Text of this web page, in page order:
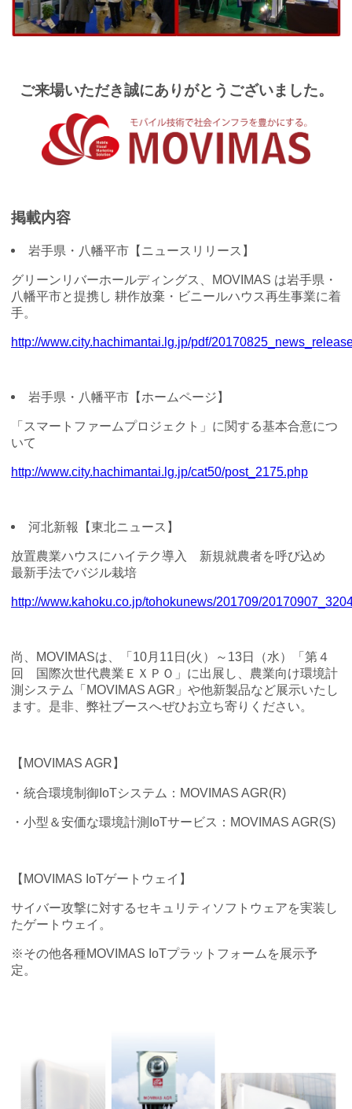
ご来場いただき誠にありがとうございました。
掲載内容
岩手県・八幡平市【ニュースリリース】
グリーンリバーホールディングス、MOVIMAS は岩手県・
八幡平市と提携し 耕作放棄・ビニールハウス再生事業に着
手。
http://www.city.hachimantai.lg.jp/pdf/
岩手県・八幡平市【ホームページ】
「スマートファームプロジェクト」に関する基本合意につ
いて
http://www.city.hachimantai.lg.jp/cat50/post_2175.php
河北新報【東北ニュース】
放置農業ハウスにハイテク導入 新規就農者を呼び込め
最新手法でバジル栽培
http://www.kahoku.co.jp/tohokunews/201709/
尚、MOVIMASは、「10月11日(火）～13日（水）「第４
回 国際次世代農業ＥＸＰＯ」に出展し、農業向け環境計
測システム「MOVIMAS AGR」や他新製品など展示いたし
ます。是非、弊社ブースへぜひお立ち寄りください。
【MOVIMAS AGR】
・統合環境制御IoTシステム：MOVIMAS AGR(R)
・小型＆安価な環境計測IoTサービス：MOVIMAS AGR(S)
【MOVIMAS IoTゲートウェイ】
サイバー攻撃に対するセキュリティソフトウェアを実装し
たゲートウェイ。
※その他各種MOVIMAS IoTプラットフォームを展示予
定。